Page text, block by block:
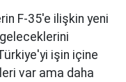
F-35'e ilişkin yeni
işin içine
var ama daha